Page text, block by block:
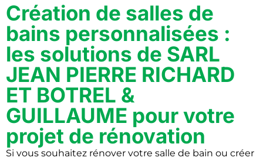
Création de salles de
bains personnalisées :
les solutions de SARL
JEAN PIERRE RICHARD
ET BOTREL &
GUILLAUME pour votre
projet de rénovation
Si vous souhaitez rénover votre salle de bain ou créer